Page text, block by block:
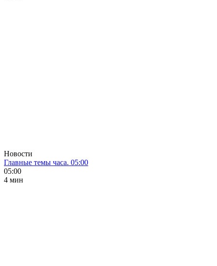
Новости
Главные темы часа. 05:00
05:00
4 мин